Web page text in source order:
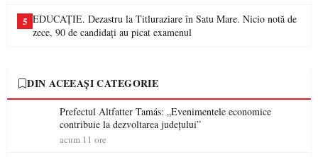
5 EDUCAȚIE. Dezastru la Titluraziare în Satu Mare. Nicio notă de
zece, 90 de candidați au picat examenul
DIN ACEEAȘI CATEGORIE
Prefectul Altfatter Tamás: „Evenimentele economice
contribuie la dezvoltarea județului”
acum 11 ore